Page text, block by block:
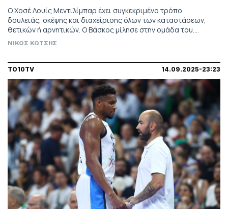
Ο Χοσέ Λουίς Μεντιλίμπαρ έχει συγκεκριμένο τρόπο
δουλειάς, σκέψης και διαχείρισης όλων των καταστάσεων,
θετικών ή αρνητικών. Ο Βάσκος μίλησε στην ομάδα του.
Αφησε στην άκρη το Champions League. Και έβαλε τους
ΝΙΚΟΣ ΚΩΤΣΗΣ
TO10TV 14.09.2025-23:23